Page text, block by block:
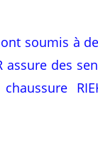
soumis à
assure des